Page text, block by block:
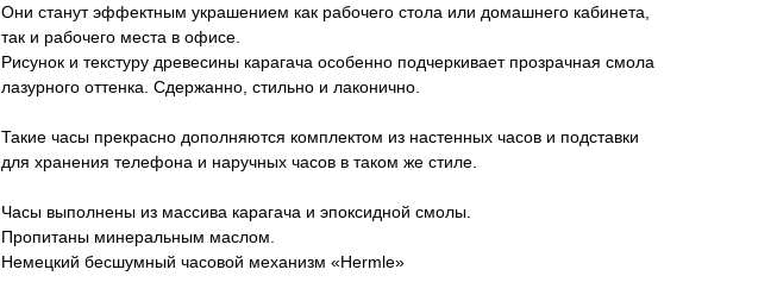
Они станут эффектным украшением как рабочего стола или домашнего кабинета,
так и рабочего места в офисе.
Рисунок и текстуру древесины карагача особенно подчеркивает прозрачная смола
лазурного оттенка. Сдержанно, стильно и лаконично.
Такие часы прекрасно дополняются комплектом из настенных часов и подставки
для хранения телефона и наручных часов в таком же стиле.
Часы выполнены из массива карагача и эпоксидной смолы.
Пропитаны минеральным маслом.
Немецкий бесшумный часовой механизм «Hermle»